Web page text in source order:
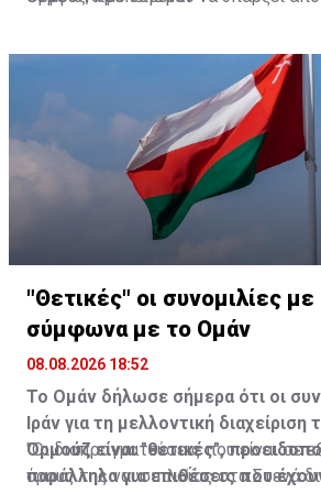
"Θετικές" οι συνομιλίες με
σύμφωνα με το Ομάν
08.08.2026 18:52
Το Ομάν δήλωσε σήμερα ότι οι
Ιράν για τη μελλοντική
Ορμούζ είναι "θετικές",
παράλληλα για επιθέσεις που
"Οι διαπραγματεύσεις που είναι σε
όρους της ναυσιπλοΐας στα Στενά